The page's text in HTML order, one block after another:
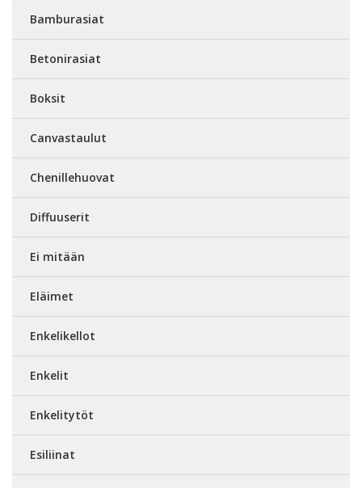
Bamburasiat
Betonirasiat
Boksit
Canvastaulut
Chenillehuovat
Diffuuserit
Ei mitään
Eläimet
Enkelikellot
Enkelit
Enkelitytöt
Esiliinat